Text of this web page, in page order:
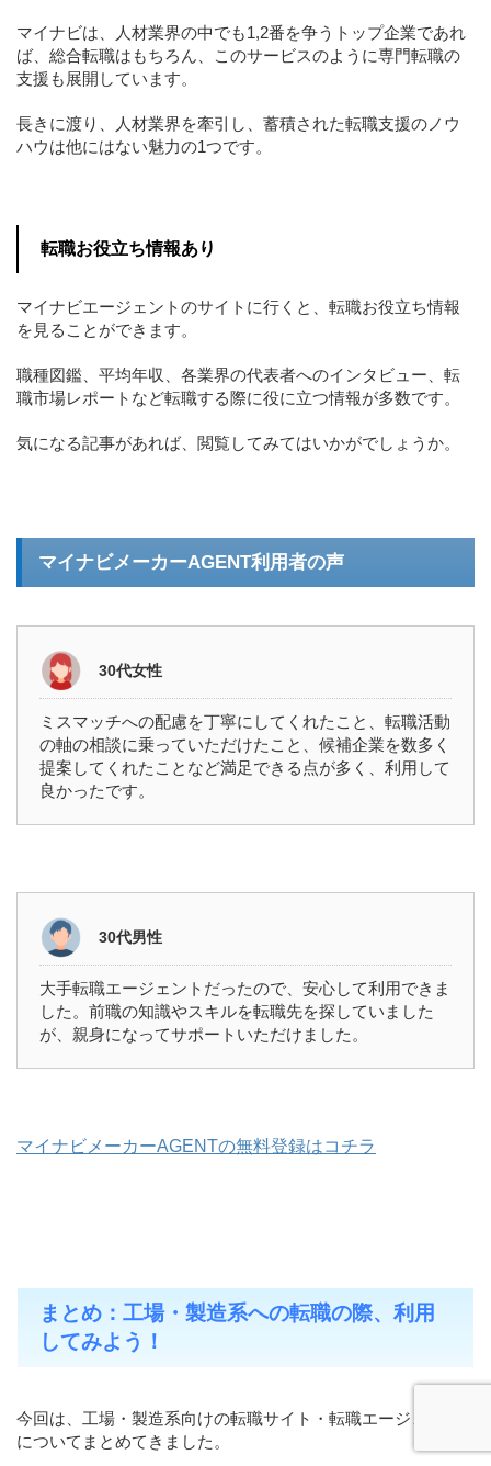
マイナビは、人材業界の中でも1,2番を争うトップ企業であれ
ば、総合転職はもちろん、このサービスのように専門転職の
支援も展開しています。
長きに渡り、人材業界を牽引し、蓄積された転職支援のノウ
ハウは他にはない魅力の1つです。
転職お役立ち情報あり
マイナビエージェントのサイトに行くと、転職お役立ち情報
を見ることができます。
職種図鑑、平均年収、各業界の代表者へのインタビュー、転
職市場レポートなど転職する際に役に立つ情報が多数です。
気になる記事があれば、閲覧してみてはいかがでしょうか。
マイナビメーカーAGENT利用者の声
30代女性
ミスマッチへの配慮を丁寧にしてくれたこと、転職活動
の軸の相談に乗っていただけたこと、候補企業を数多く
提案してくれたことなど満足できる点が多く、利用して
良かったです。
30代男性
大手転職エージェントだったので、安心して利用できま
した。前職の知識やスキルを転職先を探していました
が、親身になってサポートいただけました。
マイナビメーカーAGENTの無料登録はコチラ
まとめ：工場・製造系への転職の際、利用
してみよう！
今回は、工場・製造系向けの転職サイト・転職エージェント
についてまとめてきました。